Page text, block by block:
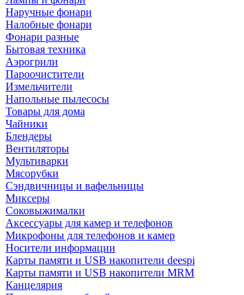
Наручные фонари
Налобные фонари
Фонари разные
Бытовая техника
Аэрогрили
Пароочистители
Измельчители
Напольные пылесосы
Товары для дома
Чайники
Блендеры
Вентиляторы
Мультиварки
Мясорубки
Сэндвичницы и вафельницы
Миксеры
Соковыжималки
Аксессуары для камер и телефонов
Микрофоны для телефонов и камер
Носители информации
Карты памяти и USB накопители deespi
Карты памяти и USB накопители MRM
Канцелярия